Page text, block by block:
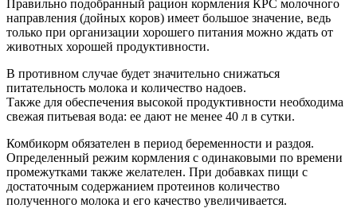
Правильно подобранный рацион кормления КРС молочного
направления (дойных коров) имеет большое значение, ведь
только при организации хорошего питания можно ждать от
животных хорошей продуктивности.
В противном случае будет значительно снижаться
питательность молока и количество надоев.
Также для обеспечения высокой продуктивности необходима
свежая питьевая вода: ее дают не менее 40 л в сутки.
Комбикорм обязателен в период беременности и раздоя.
Определенный режим кормления с одинаковыми по времени
промежутками также желателен. При добавках пищи с
достаточным содержанием протеинов количество
полученного молока и его качество увеличивается.